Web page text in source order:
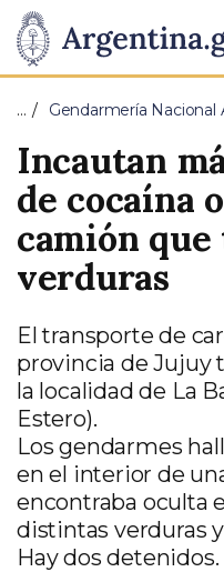
Presidencia
de
la
Nación
Pasar al contenido
… Gendarmería Nacional
Incautan
de cocaína
camión
verduras
El transporte de
provincia de Jujuy
la localidad de La
Estero).
Los gendarmes
en el interior de
encontraba oculta
distintas verduras
Hay dos detenidos.